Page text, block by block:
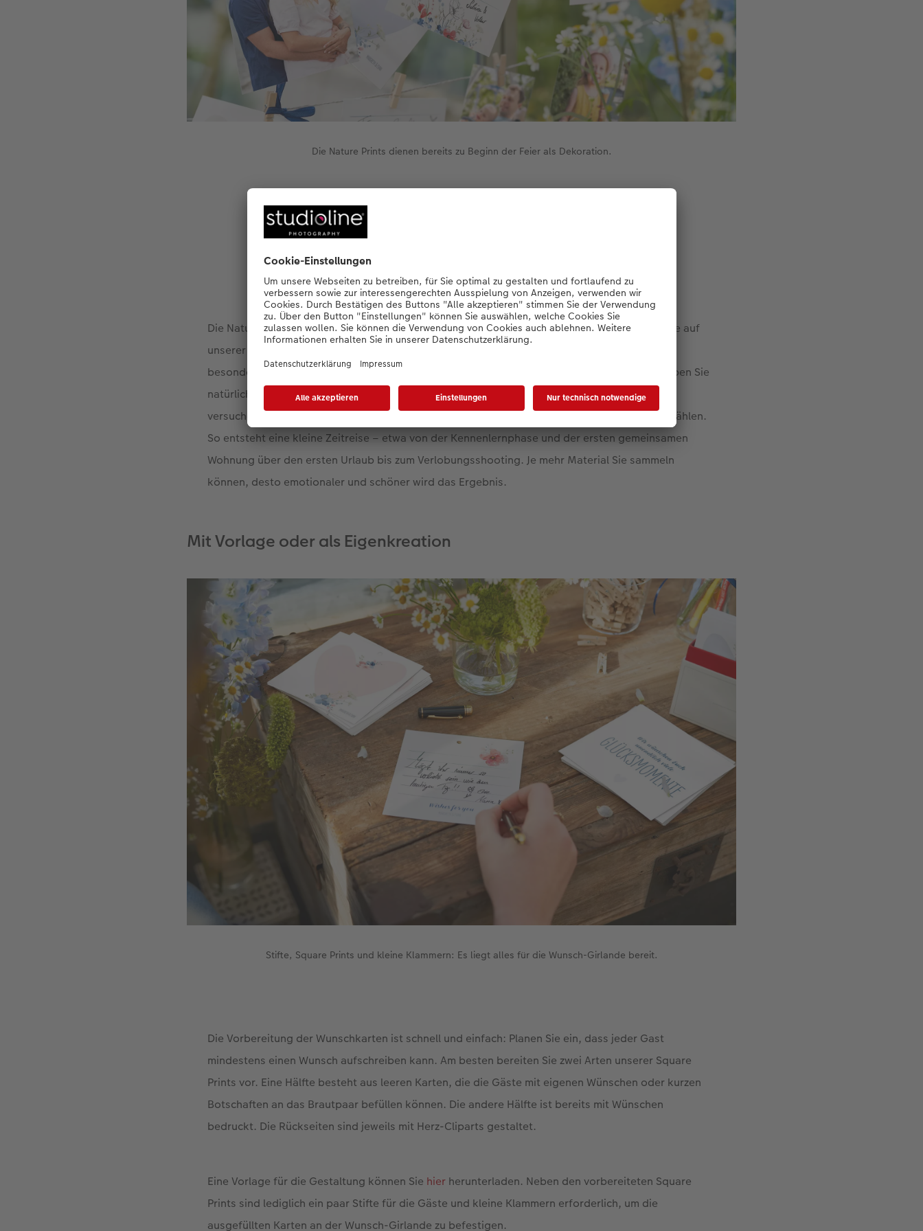
Die Nature Prints dienen bereits zu Beginn der Feier als Dekoration.
Nature Prints direkt erstellen.
Die Nature Prints können Sie mit Ihren Fotos direkt in derCEWE Fotowelt Softwareoder online auf
unserer Homepage gestalten. Die matte Optik verleiht den ausgedruckten Fotos dabei ein
besonders edles Aussehen – passend zum feierlichen Anlass. Bei der Auswahl der Motive haben Sie
natürlich die freie Wahl. Wenn Sie allerdings ein wenig mehr Zeit für die Vorbereitung haben,
versuchen Sie doch beispielsweise die Geschichte des Brautpaares anhand der Motive zu erzählen.
So entsteht eine kleine Zeitreise – etwa von der Kennenlernphase und der ersten gemeinsamen
Wohnung über den ersten Urlaub bis zum Verlobungsshooting. Je mehr Material Sie sammeln
können, desto emotionaler und schöner wird das Ergebnis.
Mit Vorlage oder als Eigenkreation
Stifte, Square Prints und kleine Klammern: Es liegt alles für die Wunsch-Girlande bereit.
Die Vorbereitung der Wunschkarten ist schnell und einfach: Planen Sie ein, dass jeder Gast
mindestens einen Wunsch aufschreiben kann. Am besten bereiten Sie zwei Arten unserer Square
Prints vor. Eine Hälfte besteht aus leeren Karten, die die Gäste mit eigenen Wünschen oder kurzen
Botschaften an das Brautpaar befüllen können. Die andere Hälfte ist bereits mit Wünschen
bedruckt. Die Rückseiten sind jeweils mit Herz-Cliparts gestaltet.
Eine Vorlage für die Gestaltung können Sie hier herunterladen. Neben den vorbereiteten Square
Prints sind lediglich ein paar Stifte für die Gäste und kleine Klammern erforderlich, um die
ausgefüllten Karten an der Wunsch-Girlande zu befestigen.